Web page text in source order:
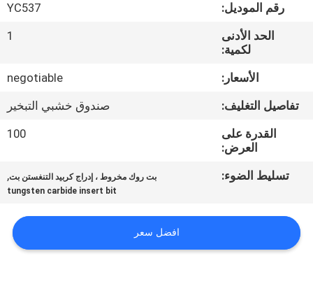
المعمل
مراقبة
الجودة
اتصل
اطلب
رقم الموديل:
YC537
الحد الأدنى
لكمية:
1
الأسعار:
negotiable
تفاصيل التغليف:
صندوق خشبي التبخير
القدرة على
العرض:
100
تسليط الضوء: بت روك مخروط ، إدراج كربيد التنغستن بت,
tungsten carbide insert bit
افضل سعر